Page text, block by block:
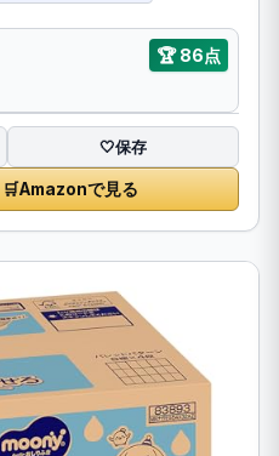
🏆86点
🤍保存
🛒Amazonで見る